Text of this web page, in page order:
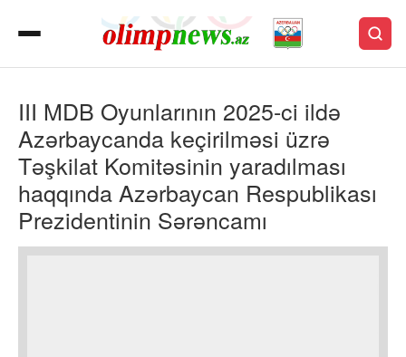
III MDB Oyunlarının 2025-ci ildə
Azərbaycanda keçirilməsi üzrə
Təşkilat Komitəsinin yaradılması
haqqında Azərbaycan Respublikası
Prezidentinin Sərəncamı